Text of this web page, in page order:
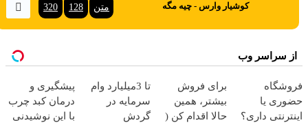
کوشیار وارس - چیه مگه متن 128
320
از سراسر وب
فروشگاه
حضوری یا
اینترنتی داری؟
برای فروش
بیشتر، همین
حالا اقدام کن (
تا 3میلیارد وام
سرمایه در
گردش
پیشگیری و
درمان کبد چرب
با این نوشیدنی